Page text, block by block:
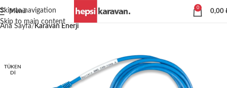
Skip to navigation
Skip to main content
Menü
0
0,00
Ana Sayfa Karavan Enerji
TÜKEN
DI